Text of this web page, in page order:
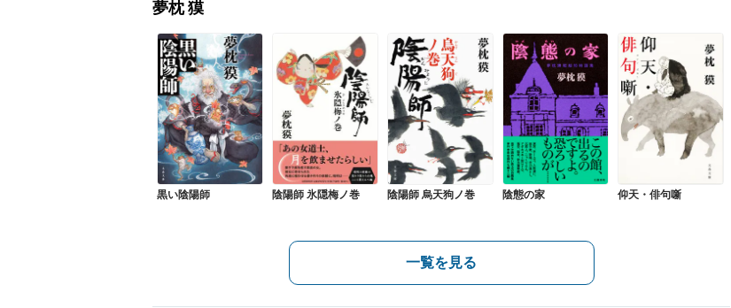
夢枕 獏
黒い陰陽師 陰陽師 氷隠梅ノ巻 陰陽師 烏天狗ノ巻 陰態の家 仰天・俳句噺
一覧を見る